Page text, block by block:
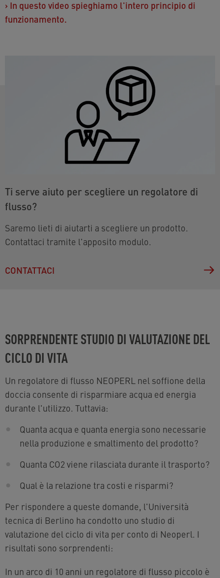
› In questo video spieghiamo l'intero principio di
funzionamento.
Ti serve aiuto per scegliere un regolatore di
flusso?
Saremo lieti di aiutarti a scegliere un prodotto.
Contattaci tramite l'apposito modulo.
CONTATTACI
SORPRENDENTE STUDIO DI VALUTAZIONE DEL
CICLO DI VITA
Un regolatore di flusso NEOPERL nel soffione della
doccia consente di risparmiare acqua ed energia
durante l'utilizzo. Tuttavia:
Quanta acqua e quanta energia sono necessarie
nella produzione e smaltimento del prodotto?
Quanta CO2 viene rilasciata durante il trasporto?
Qual è la relazione tra costi e risparmi?
Per rispondere a queste domande, l'Università
tecnica di Berlino ha condotto uno studio di
valutazione del ciclo di vita per conto di Neoperl. I
risultati sono sorprendenti:
In un arco di 10 anni un regolatore di flusso piccolo è